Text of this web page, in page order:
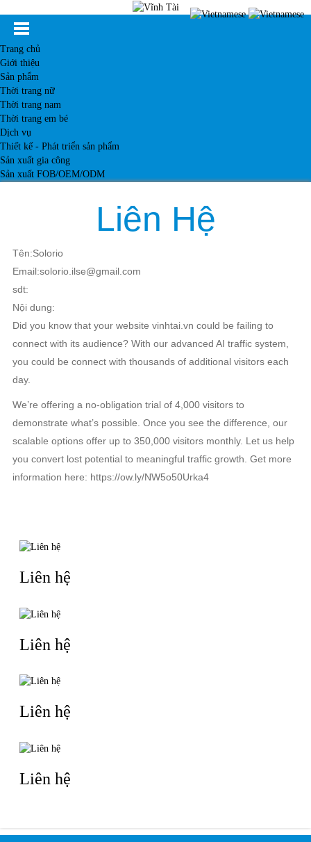
Trang chủ
Giới thiệu
Sản phẩm
Thời trang nữ
Thời trang nam
Thời trang em bé
Dịch vụ
Thiết kế - Phát triển sản phẩm
Sản xuất gia công
Sản xuất FOB/OEM/ODM
Liên Hệ
Tên:Solorio
Email:solorio.ilse@gmail.com
sdt:
Nội dung:
Did you know that your website vinhtai.vn could be failing to
connect with its audience? With our advanced AI traffic system,
you could be connect with thousands of additional visitors each
day.
We’re offering a no-obligation trial of 4,000 visitors to
demonstrate what’s possible. Once you see the difference, our
scalable options offer up to 350,000 visitors monthly. Let us help
you convert lost potential to meaningful traffic growth. Get more
information here: https://ow.ly/NW5o50Urka4
Liên hệ
Liên hệ
Liên hệ
Liên hệ